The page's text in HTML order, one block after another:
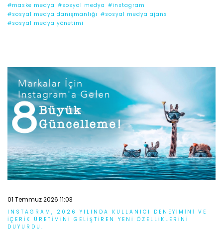
#maske medya #sosyal medya #instagram
#sosyal medya danışmanlığı #sosyal medya ajansı
#sosyal medya yönetimi
01 Temmuz 2026 11:03
INSTAGRAM, 2026 YILINDA KULLANICI DENEYIMINI VE
IÇERIK ÜRETIMINI GELIŞTIREN YENI ÖZELLIKLERINI
DUYURDU.